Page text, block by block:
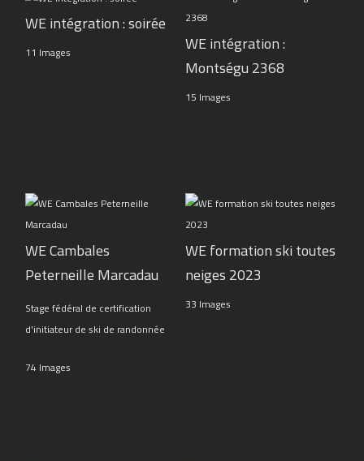
WE intégration : soirée
11 Images
WE intégration :
Montségu 2368
15 Images
WE Cambales
Peterneille Marcadau
Stage fédéral de certification
d'initiateur de ski de randonnée
74 Images
WE formation ski toutes
neiges 2023
33 Images